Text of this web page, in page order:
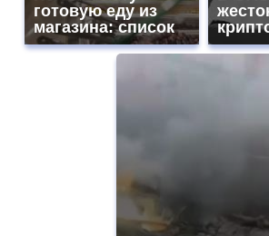
готовую еду из
магазина: список